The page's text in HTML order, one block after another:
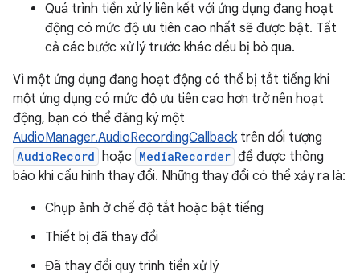
Quá trình tiền xử lý liên kết với ứng dụng đang hoạt
động có mức độ ưu tiên cao nhất sẽ được bật. Tất
cả các bước xử lý trước khác đều bị bỏ qua.
Vì một ứng dụng đang hoạt động có thể bị tắt tiếng khi
một ứng dụng có mức độ ưu tiên cao hơn trở nên hoạt
động, bạn có thể đăng ký một
AudioManager.AudioRecordingCallbacktrên đối tượng
AudioRecord hoặc MediaRecorder để được thông
báo khi cấu hình thay đổi. Những thay đổi có thể xảy ra là:
Chụp ảnh ở chế độ tắt hoặc bật tiếng
Thiết bị đã thay đổi
Đã thay đổi quy trình tiền xử lý